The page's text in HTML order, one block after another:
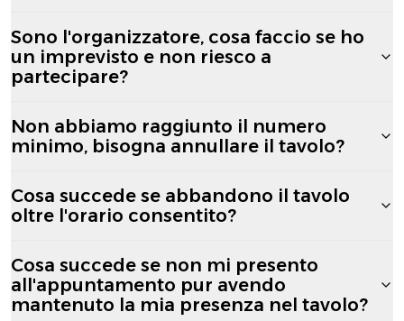
Sono l'organizzatore, cosa faccio se ho
un imprevisto e non riesco a
partecipare?
Non abbiamo raggiunto il numero
minimo, bisogna annullare il tavolo?
Cosa succede se abbandono il tavolo
oltre l'orario consentito?
Cosa succede se non mi presento
all'appuntamento pur avendo
mantenuto la mia presenza nel tavolo?